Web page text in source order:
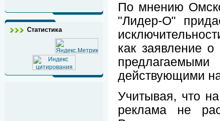
Статистика
По мнению
"Лидер-О"
как заявление
действующими
Учитывая, что
реклама не